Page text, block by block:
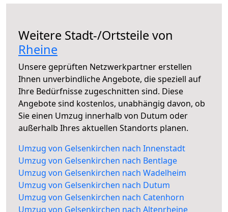
Weitere Stadt-/Ortsteile von
Rheine
Unsere geprüften Netzwerkpartner erstellen
Ihnen unverbindliche Angebote, die speziell auf
Ihre Bedürfnisse zugeschnitten sind. Diese
Angebote sind kostenlos, unabhängig davon, ob
Sie einen Umzug innerhalb von Dutum oder
außerhalb Ihres aktuellen Standorts planen.
Umzug von Gelsenkirchen nach Innenstadt
Umzug von Gelsenkirchen nach Bentlage
Umzug von Gelsenkirchen nach Wadelheim
Umzug von Gelsenkirchen nach Dutum
Umzug von Gelsenkirchen nach Catenhorn
Umzug von Gelsenkirchen nach Altenrheine